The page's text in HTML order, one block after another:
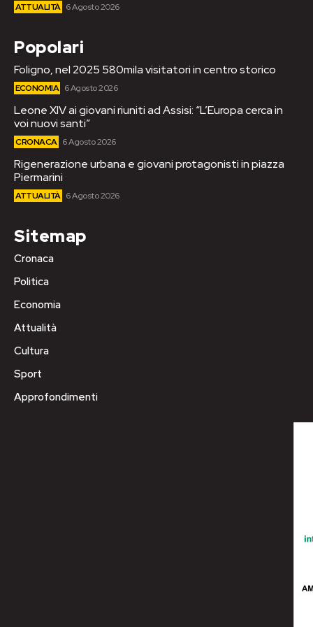
ATTUALITÀ 6 Agosto 2026
Popolari
Foligno, nel 2025 580mila visitatori in centro storico
ECONOMIA 6 Agosto 2026
Leone XIV ai giovani riuniti ad Assisi: “L’Europa cerca in
voi nuovi santi”
CRONACA 6 Agosto 2026
Rigenerazione urbana e giovani protagonisti in piazza
Piermarini
ATTUALITÀ 6 Agosto 2026
Sitemap
Cronaca
Politica
Economia
Attualità
Cultura
Sport
Approfondimenti